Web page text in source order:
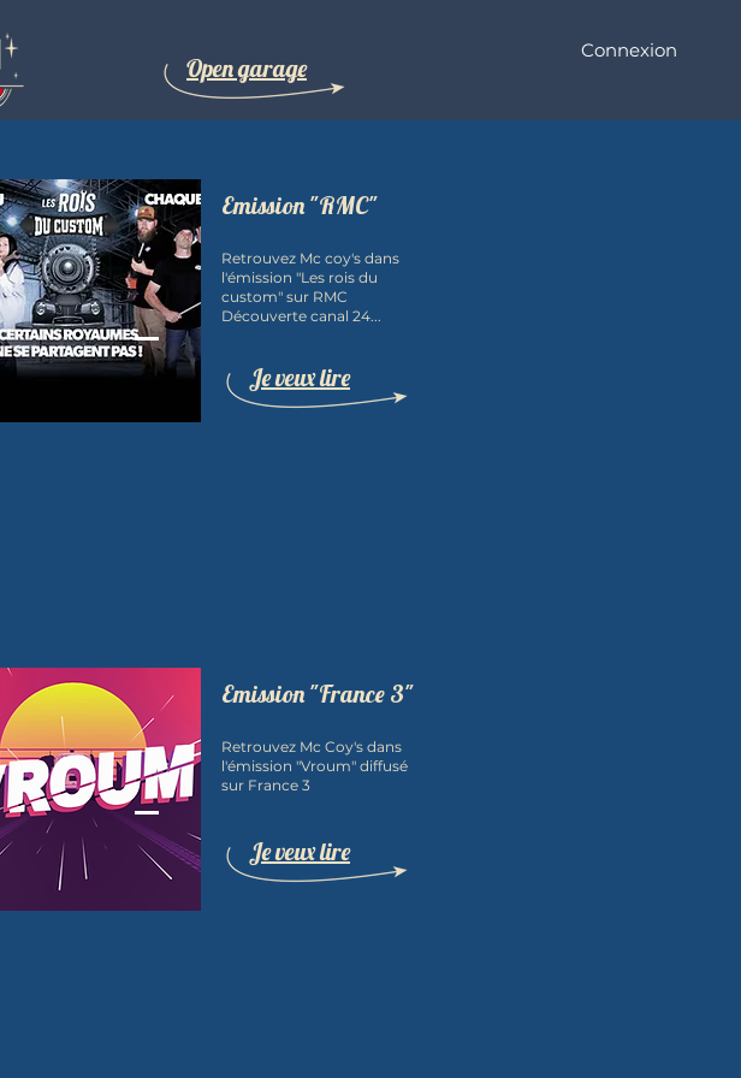
Open garage
Connexion
Emission "RMC"
Retrouvez Mc coy's dans
l'émission "Les rois du
custom" sur RMC
Découverte canal 24...
Je veux lire
Emission "France 3"
Retrouvez Mc Coy's dans
l'émission "Vroum" diffusé
sur France 3
Je veux lire